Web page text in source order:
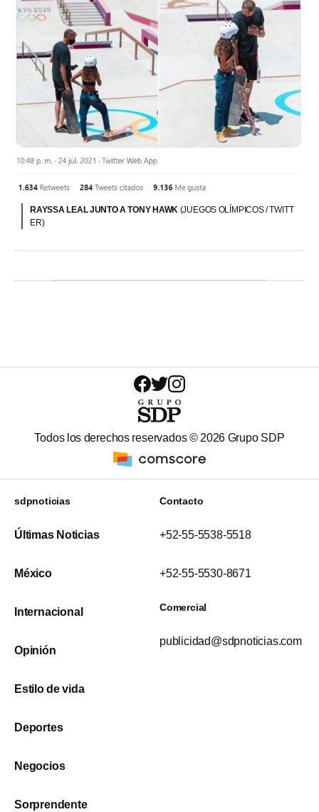
RAYSSA LEAL JUNTO A TONY HAWK (JUEGOS OLÍMPICOS / TWITT
ER)
Todos los derechos reservados © 2026 Grupo SDP
sdpnoticias
Últimas Noticias
México
Internacional
Opinión
Estilo de vida
Deportes
Negocios
Sorprendente
Contacto
+52-55-5538-5518
+52-55-5530-8671
Comercial
publicidad@sdpnoticias.com